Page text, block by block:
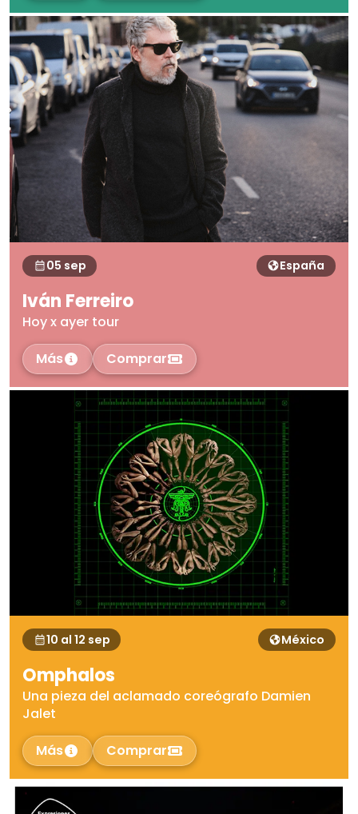
05 sep España
Iván Ferreiro
Hoy x ayer tour
Más
Comprar
10 al 12 sep México
Omphalos
Una pieza del aclamado coreógrafo Damien
Jalet
Más
Comprar